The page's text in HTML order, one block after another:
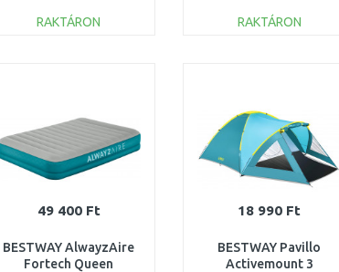
cm 68085
RAKTÁRON
RAKTÁRON
49 400 Ft
BESTWAY AlwayzAire
Fortech Queen
18 990 Ft
BESTWAY Pavillo
Activemount 3